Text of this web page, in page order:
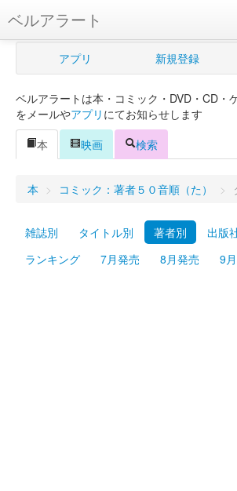
ベルアラート
ベルアラートとは
新規登録
ログイン
Myシェルフ
プレミアム
アプリ 新規登録
ベルアラートは本・コミック・DVD・CD・
をメールやアプリ にてお知らせします
本
映画 検索
本 > コミック：著者５０音順（た） >
雑誌別 タイトル別 著者別 出版
ランキング
7月発売 8月発売 9